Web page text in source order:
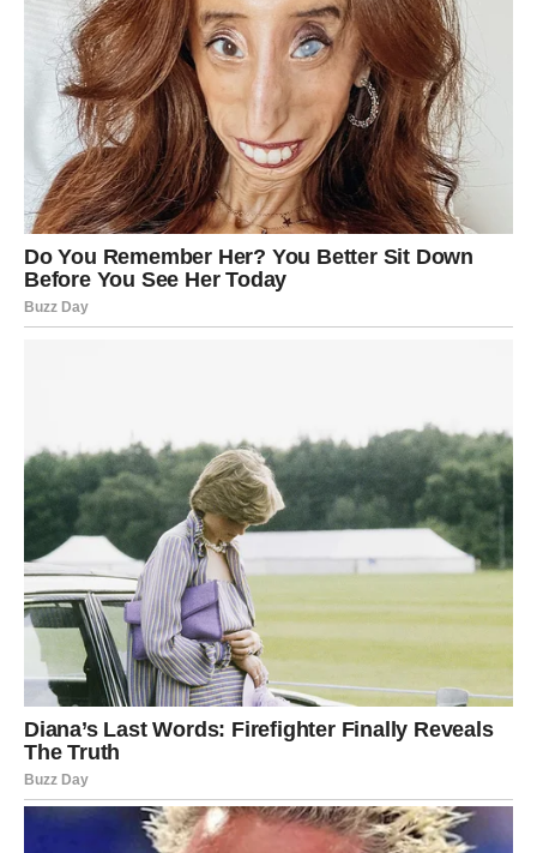
imati onaj osećaj „poznajem te ceo život“. Osoba koja
ulazi u tvoj život donosi mir, sigurnost i duboku emotivnu
povezanost. Ovo je ljubav koja se gradi polako, ali traje
dugo.
Za zauzete Bikove, dolazi periodstabilizacije i
produbljivanja odnosa. Razgovori koji su se odlagali sada
dolaze na dnevni red – ali bez tenzije, bez straha. Partner
pokazuje spremnost da sluša, da razume i da zajedno sa
tobom gradi budućnost.
Pomoć dolazi iz neočekivanog pravca, a osećaj olakšanja
donosi novu energiju. Počinješ da veruješ u sebe jače
nego ikada, i baš tada – sreća pronalazi put do tebe.
Poruka sudbine za Bika:
Ne sumnjaj u ono što dolazi – zaslužio si ljubav koja
ostaje.
LAV – Kada srce dobije ono
što je tražilo
Lav je znak koji voli snažno, duboko i bez zadrške. Ali baš
zato je često bio povređen. U prethodnom periodu mnogi